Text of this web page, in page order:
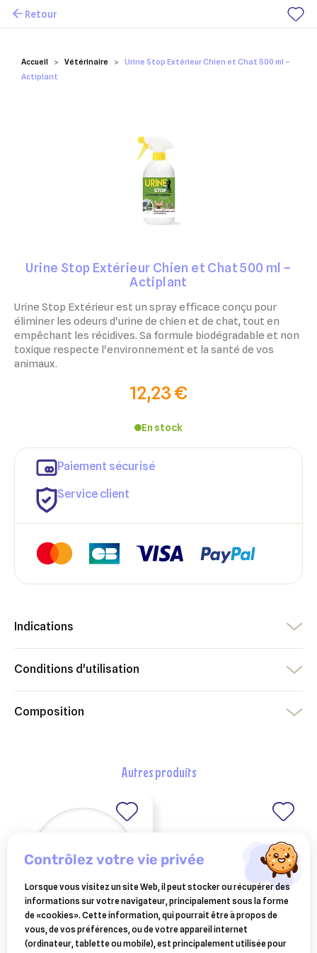
Mes favoris
Accueil Vétérinaire
Urine Stop Extérieur Chien et Chat 500 ml –
Actiplant
Retour
Urine Stop Extérieur Chien et Chat 500 ml –
Actiplant
Urine Stop Extérieur est un spray efficace conçu pour
éliminer les odeurs d'urine de chien et de chat, tout en
empêchant les récidives. Sa formule biodégradable et non
toxique respecte l'environnement et la santé de vos
animaux.
12,23 €
En stock
Paiement sécurisé
Service client
Indications
Conditions d'utilisation
Composition
autres produits
esc laboratoire
equipulm renfort 1 kg –
esc laboratoire huile
essentielle de pin
Ajouter à ma liste d'envies
Créer une nouvelle liste
Créer une liste d'envies
Connexion
Vous devez être connecté pour ajouter des produits à votre
contrôlez votre vie privée
Lorsque vous visitez un site Web, il peut stocker ou récupérer des
informations sur votre navigateur, principalement sous la forme
de «cookies». Cette information, qui pourrait être à propos de
vous, de vos préférences, ou de votre appareil internet
(ordinateur, tablette ou mobile), est principalement utilisée pour